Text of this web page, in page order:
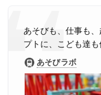
あそびも、仕事も
プトに、こども達